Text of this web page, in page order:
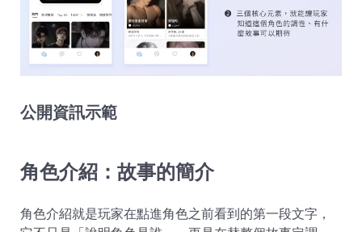
公開資訊示範
角色介紹：故事的簡介
角色介紹就是玩家在點進角色之前看到的第一段文字，